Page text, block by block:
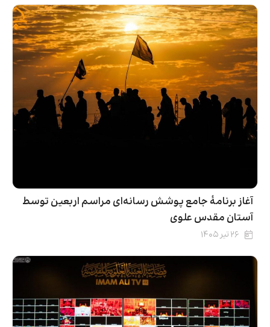
آغاز برنامۀ جامع پوشش رسانه‌ای مراسم اربعین توسط
آستان مقدس علوی
۲۶ تیر ۱۴۰۵